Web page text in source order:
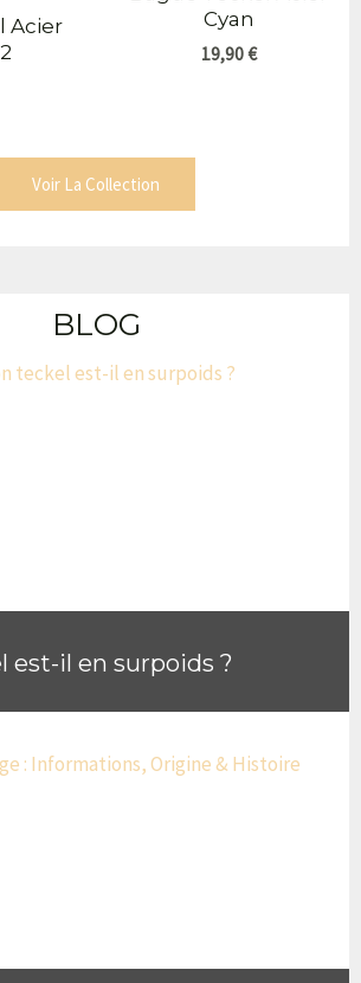
Acier
Cyan
19,90€
Voir La Collection
BLOG
est-il en surpoids ?